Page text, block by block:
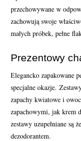
przechowywane w
zachowują swoje
małych próbek, pełne
Prezentowy
Elegancko zapakowane
specjalne okazje.
zapachy kwiatowe i
zapachowymi, jak krem
zestawy uzupełniane są
dezodorantem.